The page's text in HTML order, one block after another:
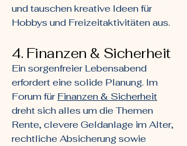
und tauschen kreative Ideen für
Hobbys und Freizeitaktivitäten aus.
4. Finanzen & Sicherheit
Ein sorgenfreier Lebensabend
erfordert eine solide Planung. Im
Forum fürFinanzen & Sicherheit
dreht sich alles um die Themen
Rente, clevere Geldanlage im Alter,
rechtliche Absicherung sowie